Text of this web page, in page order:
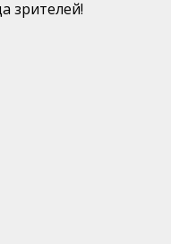
зрителей!